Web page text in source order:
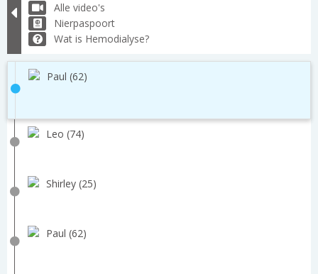
Alle video's
Nierpaspoort
Wat is Hemodialyse?
Paul (62)
Leo (74)
Shirley (25)
Paul (62)